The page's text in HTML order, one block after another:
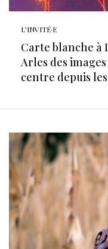
L'INVITÉ·E
Carte blanche à
Arles des
centre depuis